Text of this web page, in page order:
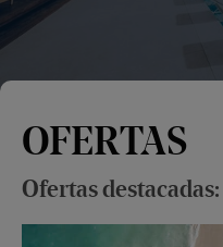
OFERTAS
Ofertas destacadas: